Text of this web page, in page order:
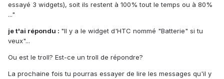
essayé 3 widgets), soit ils restent à 100% tout le temps ou à 80%
..."
je t'ai répondu : "Il y a le widget d'HTC nommé "Batterie" si tu
veux"...
Ou est le troll? Est-ce un troll de répondre?
La prochaine fois tu pourras essayer de lire les messages qu'il y